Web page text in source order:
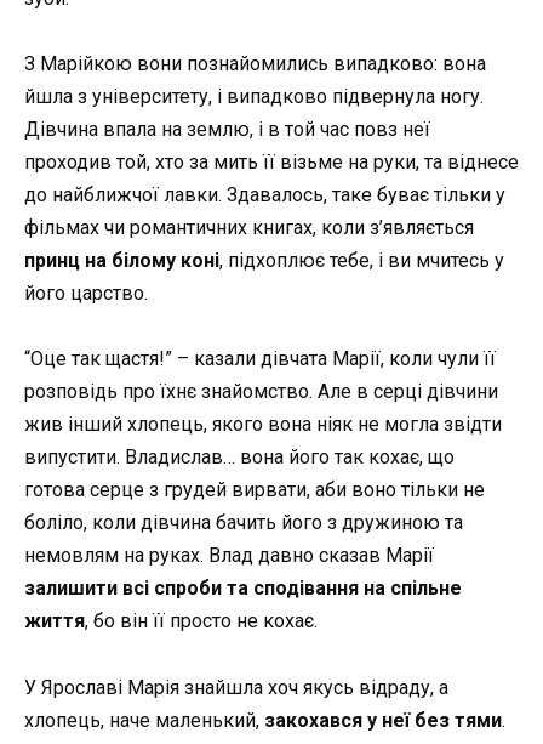
З Марійкою вони познайомились випадково: вона
йшла з університету, і випадково підвернула ногу.
Дівчина впала на землю, і в той час повз неї
проходив той, хто за мить її візьме на руки, та віднесе
до найближчої лавки. Здавалось, таке буває тільки у
фільмах чи романтичних книгах, коли з’являється
принц на білому коні, підхоплює тебе, і ви мчитесь у
його царство.
“Оце так щастя!” – казали дівчата Марії, коли чули її
розповідь про їхнє знайомство. Але в серці дівчини
жив інший хлопець, якого вона ніяк не могла звідти
випустити. Владислав… вона його так кохає, що
готова серце з грудей вирвати, аби воно тільки не
боліло, коли дівчина бачить його з дружиною та
немовлям на руках. Влад давно сказав Марії
залишити всі спроби та сподівання на спільне
життя, бо він її просто не кохає.
У Ярославі Марія знайшла хоч якусь відраду, а
хлопець, наче маленький, закохався у неї без тями.